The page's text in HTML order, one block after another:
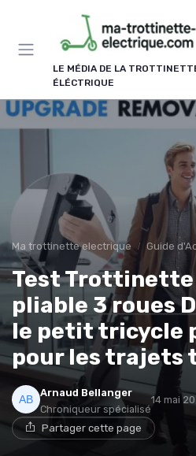
LE MÉDIA DE LA
ÉLÉCTRIQUE
Ma trottinette electrique Guide
Test
pliable 3 roues
le petit tricycle
pour les trajets
Arnaud Bellanger
Chroniqueur spécialisé
14 mai
Partager cette page